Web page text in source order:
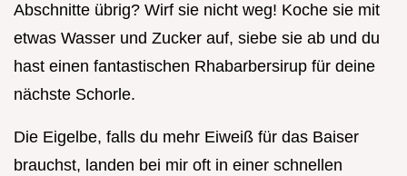
Abschnitte übrig? Wirf sie nicht weg! Koche sie mit
etwas Wasser und Zucker auf, siebe sie ab und du
hast einen fantastischen Rhabarbersirup für deine
nächste Schorle.
Die Eigelbe, falls du mehr Eiweiß für das Baiser
brauchst, landen bei mir oft in einer schnellen